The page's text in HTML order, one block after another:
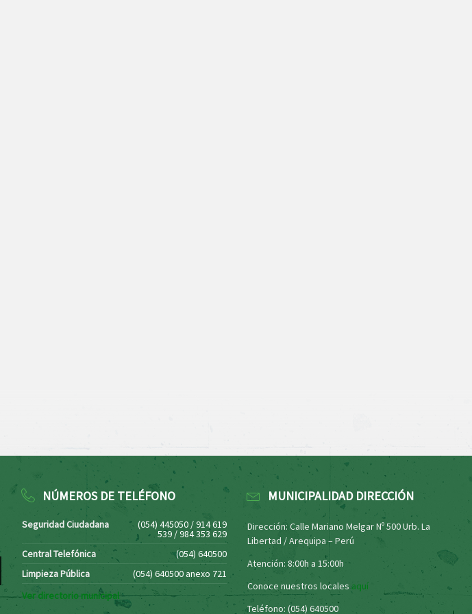
NÚMEROS DE TELÉFONO
Seguridad Ciudadana (054) 445050 / 914 619
539 / 984 353 629
Central Telefónica
(054) 640500
Limpieza Pública
(054) 640500 anexo 721
Ver directorio municipal
MUNICIPALIDAD DIRECCIÓN
Dirección: Calle Mariano Melgar Nº 500 Urb. La
Libertad / Arequipa – Perú
Atención: 8:00h a 15:00h
Conoce nuestros locales aquí
Teléfono: (054) 640500